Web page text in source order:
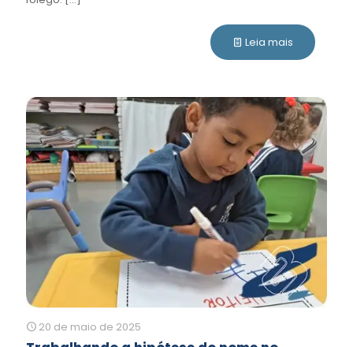
Leia mais
20 de maio de 2025